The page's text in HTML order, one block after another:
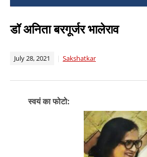
डॉ अनिता बरगूर्जर भालेराव
July 28, 2021 Sakshatkar
स्वयं का फोटो: